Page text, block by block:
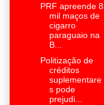
PRF apreende 8
mil maços de
cigarro
paraguaio na
B...
Politização de
créditos
suplementare
s pode
prejudi...